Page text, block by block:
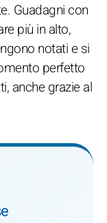
Guadagni con
più in alto,
notati e si
perfetto
anche grazie al